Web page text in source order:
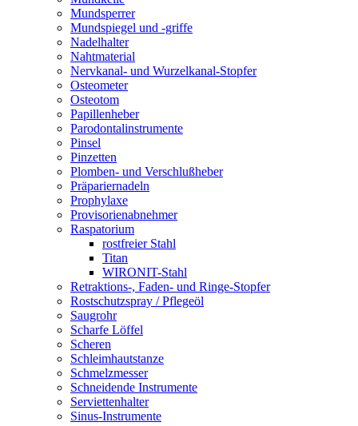
Mundsperrer
Mundspiegel und -griffe
Nadelhalter
Nahtmaterial
Nervkanal- und Wurzelkanal-Stopfer
Osteometer
Osteotom
Papillenheber
Parodontalinstrumente
Pinsel
Pinzetten
Plomben- und Verschlußheber
Präpariernadeln
Prophylaxe
Provisorienabnehmer
Raspatorium
rostfreier Stahl
Titan
WIRONIT-Stahl
Retraktions-, Faden- und Ringe-Stopfer
Rostschutzspray / Pflegeöl
Saugrohr
Scharfe Löffel
Scheren
Schleimhautstanze
Schmelzmesser
Schneidende Instrumente
Serviettenhalter
Sinus-Instrumente